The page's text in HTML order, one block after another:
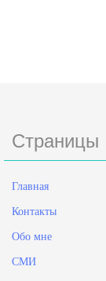
Страницы
Главная
Контакты
Обо мне
СМИ